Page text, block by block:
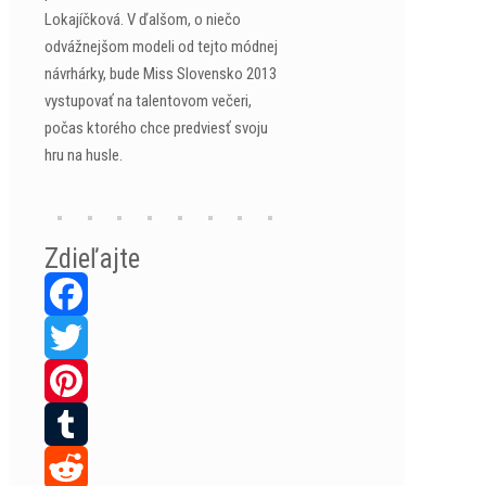
Lokajíčková. V ďalšom, o niečo
odvážnejšom modeli od tejto módnej
návrhárky, bude Miss Slovensko 2013
vystupovať na talentovom večeri,
počas ktorého chce predviesť svoju
hru na husle.
Zdieľajte
Facebook
Twitter
Pinterest
Tumblr